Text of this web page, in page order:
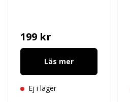
199 kr
Läs mer
Ej i lager